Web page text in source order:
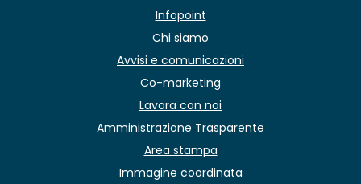
Infopoint
Chi siamo
Avvisi e comunicazioni
Co-marketing
Lavora con noi
Amministrazione Trasparente
Area stampa
Immagine coordinata